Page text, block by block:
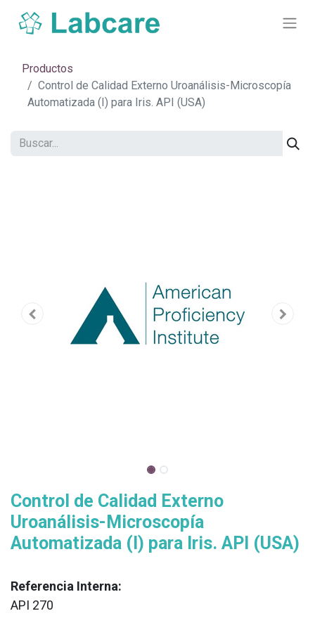
Productos
Control de Calidad Externo Uroanálisis-Microscopía
Automatizada (I) para Iris. API (USA)
Control de Calidad Externo
Uroanálisis-Microscopía
Automatizada (I) para Iris. API (USA)
Referencia Interna:
API 270